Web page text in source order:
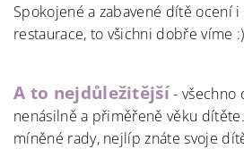
Spokojené a zabavené dítě ocení
restaurace, to všichni dobře víme :)
A to nejdůležitější- všechno
nenásilně a přiměřeně věku
míněné rady, nejlíp znáte svoje